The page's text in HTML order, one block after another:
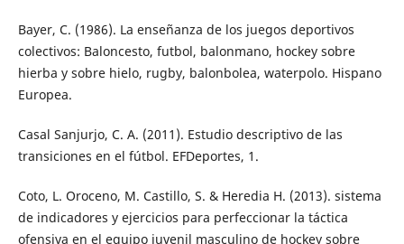
Bayer, C. (1986). La enseñanza de los juegos deportivos
colectivos: Baloncesto, futbol, balonmano, hockey sobre
hierba y sobre hielo, rugby, balonbolea, waterpolo. Hispano
Europea.
Casal Sanjurjo, C. A. (2011). Estudio descriptivo de las
transiciones en el fútbol. EFDeportes, 1.
Coto, L. Oroceno, M. Castillo, S. & Heredia H. (2013). sistema
de indicadores y ejercicios para perfeccionar la táctica
ofensiva en el equipo juvenil masculino de hockey sobre